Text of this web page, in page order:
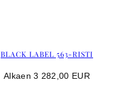
BLACK LABEL 563-RISTI
Hinta
Alkaen 3 282,00 EUR